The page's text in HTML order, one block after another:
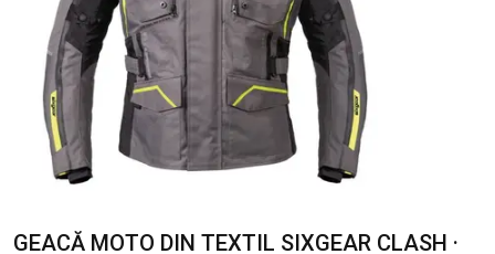
GEACĂ MOTO DIN TEXTIL SIXGEAR CLASH ·